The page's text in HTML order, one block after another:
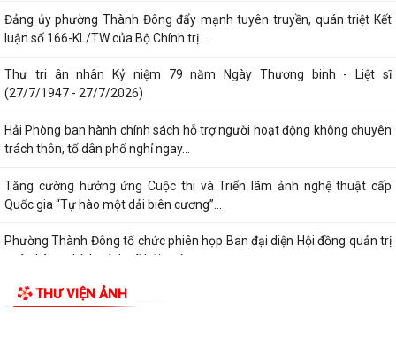
Đảng ủy phường Thành Đông đẩy mạnh tuyên truyền, quán triệt Kết
luận số 166-KL/TW của Bộ Chính trị...
Thư tri ân nhân Kỷ niệm 79 năm Ngày Thương binh - Liệt sĩ
(27/7/1947 - 27/7/2026)
Hải Phòng ban hành chính sách hỗ trợ người hoạt động không chuyên
trách thôn, tổ dân phố nghỉ ngay...
Tăng cường hưởng ứng Cuộc thi và Triển lãm ảnh nghệ thuật cấp
Quốc gia “Tự hào một dải biên cương”...
Phường Thành Đông tổ chức phiên họp Ban đại diện Hội đồng quản trị
ngân hàng chính sách xã hội quý...
Hơn 1.600 đoàn viên, người lao động trên địa bàn phường Thành Đông
THƯ VIỆN ẢNH